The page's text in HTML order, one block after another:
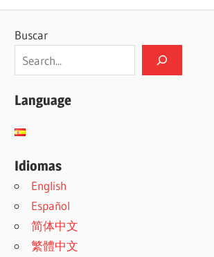
entradas
Buscar
Language
Idiomas
English
Español
简体中文
繁體中文